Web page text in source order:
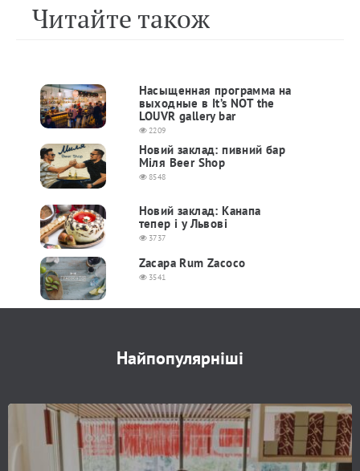
Читайте також
Насыщенная программа на
выходные в It’s NOT the
LOUVR gallery bar
2209
Новий заклад: пивний бар
Міля Beer Shop
8548
Новий заклад: Канапа
тепер і у Львові
3737
Zacapa Rum Zacoco
3541
Найпопулярніші